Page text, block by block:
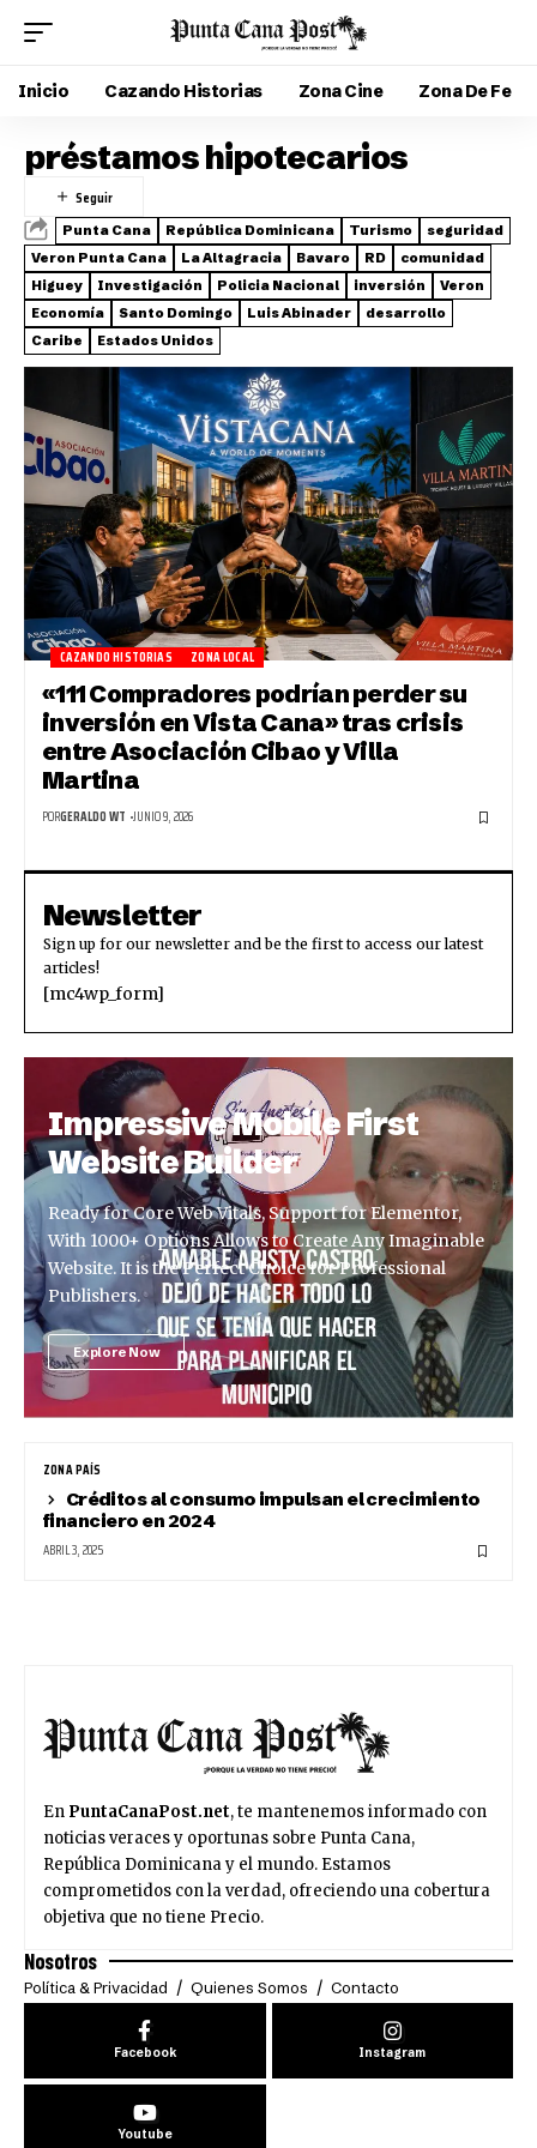
Inicio Cazando Historias Zona Cine Zona De Fe
préstamos hipotecarios
Punta Cana República Dominicana Turismo
seguridad
Veron Punta Cana
La Altagracia Bavaro RD
comunidad
Higuey
Investigación Policia Nacional inversión
Veron
Economía
Santo Domingo Luis Abinader
desarrollo
Caribe
Estados Unidos
CAZANDO HISTORIAS ZONA LOCAL
«111 Compradores podrían perder su
inversión en Vista Cana» tras crisis
entre Asociación Cibao y Villa
Martina
PORGERALDO WT JUNIO 9, 2026
Newsletter
Sign up for our newsletter and be the first to access our latest
articles!
[mc4wp_form]
Impressive Mobile First
Website Builder
Ready for Core Web Vitals, Support for Elementor,
With 1000+ Options Allows to Create Any Imaginable
Website. It is the Perfect Choice for Professional
Publishers.
Explore Now
ZONA PAÍS
Créditos al consumo impulsan el crecimiento
financiero en 2024
ABRIL 3, 2025
En PuntaCanaPost.net, te mantenemos informado con
noticias veraces y oportunas sobre Punta Cana,
República Dominicana y el mundo. Estamos
comprometidos con la verdad, ofreciendo una cobertura
objetiva que no tiene Precio.
Nosotros
Política & Privacidad Quienes Somos Contacto
Facebook Instagram
Youtube